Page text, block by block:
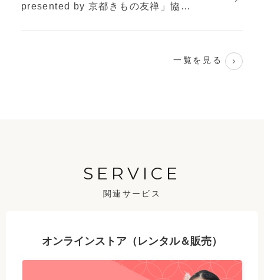
presented by 京都きもの友禅」協…
一覧を見る
SERVICE
関連サービス
オンラインストア（レンタル＆販売）